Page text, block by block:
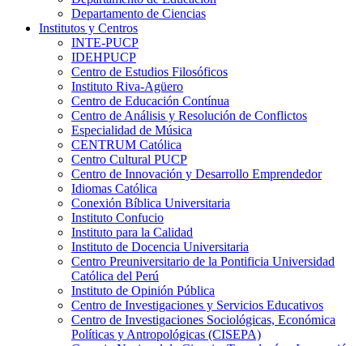
Departamento de Ciencias
Institutos y Centros
INTE-PUCP
IDEHPUCP
Centro de Estudios Filosóficos
Instituto Riva-Agüero
Centro de Educación Contínua
Centro de Análisis y Resolución de Conflictos
Especialidad de Música
CENTRUM Católica
Centro Cultural PUCP
Centro de Innovación y Desarrollo Emprendedor
Idiomas Católica
Conexión Bíblica Universitaria
Instituto Confucio
Instituto para la Calidad
Instituto de Docencia Universitaria
Centro Preuniversitario de la Pontificia Universidad
Católica del Perú
Instituto de Opinión Pública
Centro de Investigaciones y Servicios Educativos
Centro de Investigaciones Sociológicas, Económica
Políticas y Antropológicas (CISEPA)